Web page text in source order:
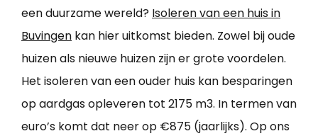
een duurzame wereld? Isoleren van een huis in
Buvingen kan hier uitkomst bieden. Zowel bij oude
huizen als nieuwe huizen zijn er grote voordelen.
Het isoleren van een ouder huis kan besparingen
op aardgas opleveren tot 2175 m3. In termen van
euro’s komt dat neer op €875 (jaarlijks). Op ons